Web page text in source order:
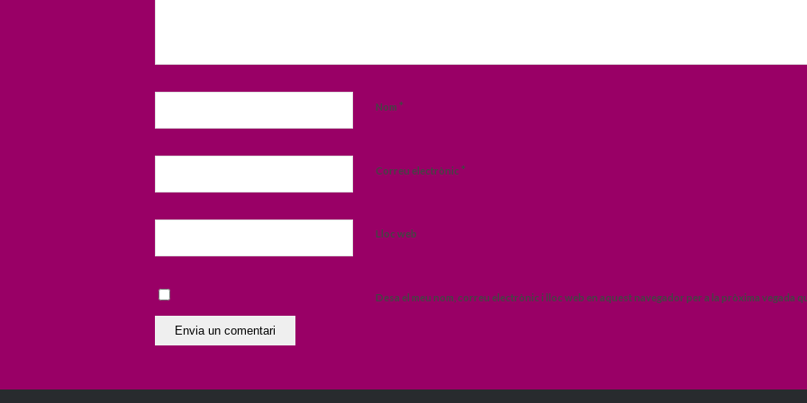
Nom *
Correu electrònic *
Lloc web
Desa el meu nom, correu electrònic i lloc web en aquest navegador per a la pròxima vegada